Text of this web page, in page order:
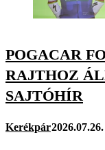
POGACAR
RAJTHOZ
SAJTÓHÍR
Kerékpár